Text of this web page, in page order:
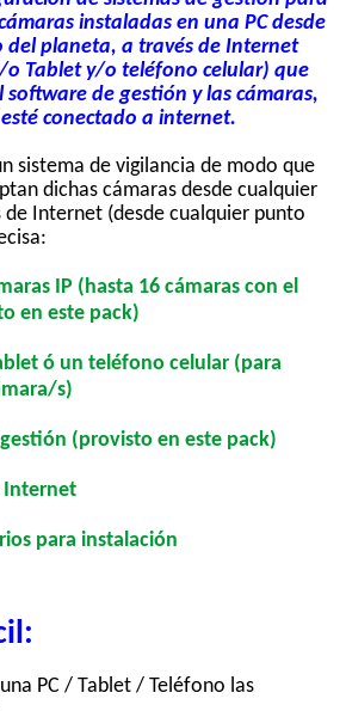
instaladas en una PC desde
del planeta, a través de Internet
o Tablet y/o teléfono celular) que
de gestión y las cámaras,
conectado a internet.
sistema de vigilancia de modo que
dichas cámaras desde cualquier
Internet (desde cualquier punto
IP (hasta 16 cámaras con el
en este pack)
ó un teléfono celular (para
s)
(provisto en este pack)
Internet
para instalación
PC / Tablet / Teléfono las